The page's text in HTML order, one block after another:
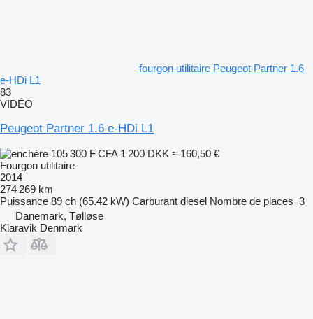
fourgon utilitaire Peugeot Partner 1.6
e-HDi L1
83
VIDÉO
Peugeot Partner 1.6 e-HDi L1
105 300 F CFA 1 200 DKK ≈ 160,50 €
Fourgon utilitaire
2014
274 269 km
Puissance 89 ch (65.42 kW) Carburant diesel Nombre de places 3
Danemark, Tølløse
Klaravik Denmark